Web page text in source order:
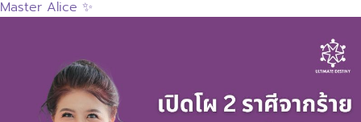
Master Alice ✨